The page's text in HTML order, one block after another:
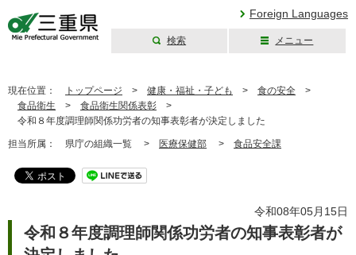
Foreign Languages
検索 メニュー
現在位置： トップページ > 健康・福祉・子ども > 食の安全 >
食品衛生 > 食品衛生関係表彰 >
令和８年度調理師関係功労者の知事表彰者が決定しました
担当所属： 県庁の組織一覧 > 医療保健部 > 食品安全課
令和08年05月15日
令和８年度調理師関係功労者の知事表彰者が